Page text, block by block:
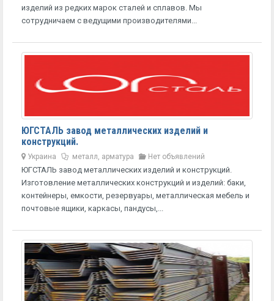
изделий из редких марок сталей и сплавов. Мы
сотрудничаем с ведущими производителями...
ЮГСТАЛЬ завод металлических изделий и
конструкций.
Украина металл, арматура Нет объявлений
ЮГСТАЛЬ завод металлических изделий и конструкций.
Изготовление металлических конструкций и изделий: баки,
контейнеры, емкости, резервуары, металлическая мебель и
почтовые ящики, каркасы, пандусы,...